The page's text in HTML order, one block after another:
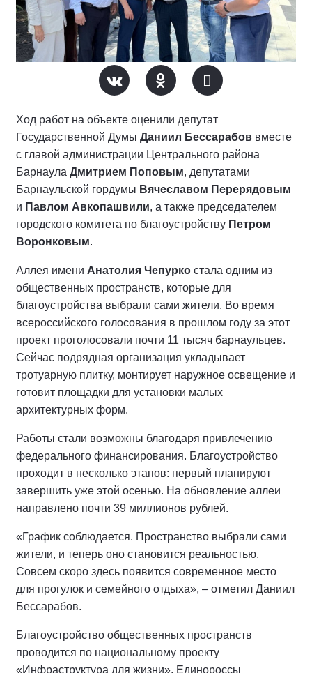
Ход работ на объекте оценили депутат
Государственной Думы Даниил Бессарабов вместе
с главой администрации Центрального района
Барнаула Дмитрием Поповым, депутатами
Барнаульской гордумы Вячеславом Перерядовым
и Павлом Авкопашвили, а также председателем
городского комитета по благоустройству Петром
Воронковым.
Аллея имени Анатолия Чепурко стала одним из
общественных пространств, которые для
благоустройства выбрали сами жители. Во время
всероссийского голосования в прошлом году за этот
проект проголосовали почти 11 тысяч барнаульцев.
Сейчас подрядная организация укладывает
тротуарную плитку, монтирует наружное освещение и
готовит площадки для установки малых
архитектурных форм.
Работы стали возможны благодаря привлечению
федерального финансирования. Благоустройство
проходит в несколько этапов: первый планируют
завершить уже этой осенью. На обновление аллеи
направлено почти 39 миллионов рублей.
«График соблюдается. Пространство выбрали сами
жители, и теперь оно становится реальностью.
Совсем скоро здесь появится современное место
для прогулок и семейного отдыха», – отметил Даниил
Бессарабов.
Благоустройство общественных пространств
проводится по национальному проекту
«Инфраструктура для жизни». Единороссы